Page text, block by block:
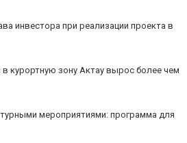
инвестора при реализации проекта в
курортную зону Актау вырос более чем
мероприятиями: программа для